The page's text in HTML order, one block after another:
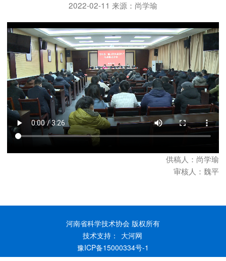
2022-02-11 来源：尚学瑜
供稿人：尚学瑜
审核人：魏平
河南省科学技术协会 版权所有
技术支持：
大河网
豫ICP备15000334号-1